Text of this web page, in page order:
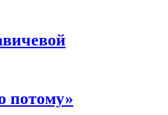
потому»